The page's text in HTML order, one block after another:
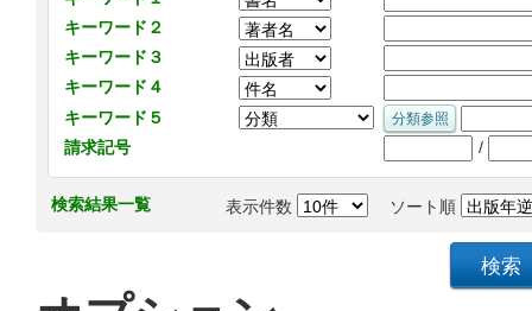
キーワード２
キーワード３
キーワード４
キーワード５
請求記号
/
検索結果一覧 表示件数 ソート順